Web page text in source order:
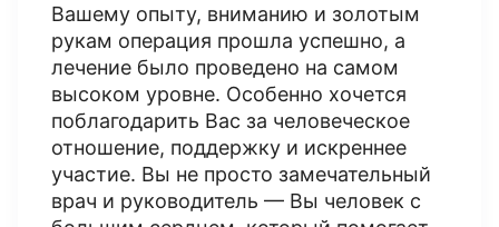
Вашему опыту, вниманию и золотым
рукам операция прошла успешно, а
лечение было проведено на самом
высоком уровне. Особенно хочется
поблагодарить Вас за человеческое
отношение, поддержку и искреннее
участие. Вы не просто замечательный
врач и руководитель — Вы человек с